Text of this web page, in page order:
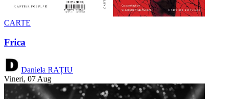
CARTE
Frica
Daniela RAȚIU
Vineri, 07 Aug